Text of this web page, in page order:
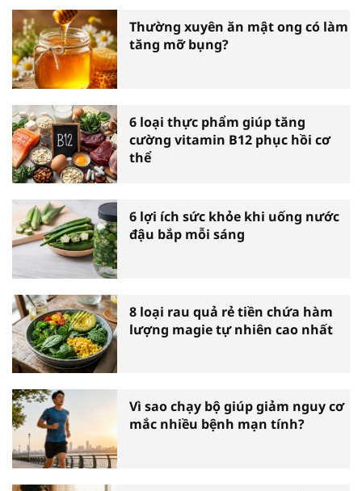
Thường xuyên ăn mật ong có làm
tăng mỡ bụng?
6 loại thực phẩm giúp tăng
cường vitamin B12 phục hồi cơ
thể
6 lợi ích sức khỏe khi uống nước
đậu bắp mỗi sáng
8 loại rau quả rẻ tiền chứa hàm
lượng magie tự nhiên cao nhất
Vì sao chạy bộ giúp giảm nguy cơ
mắc nhiều bệnh mạn tính?